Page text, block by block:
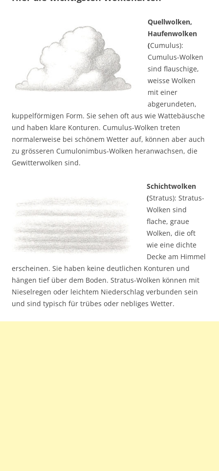
Quellwolken,
Haufenwolken
(Cumulus):
Cumulus-Wolken
sind flauschige,
weisse Wolken
mit einer
abgerundeten,
kuppelförmigen Form. Sie sehen oft aus wie Wattebäusche
und haben klare Konturen. Cumulus-Wolken treten
normalerweise bei schönem Wetter auf, können aber auch
zu grösseren Cumulonimbus-Wolken heranwachsen, die
Gewitterwolken sind.
Schichtwolken
(Stratus): Stratus-
Wolken sind
flache, graue
Wolken, die oft
wie eine dichte
Decke am Himmel
erscheinen. Sie haben keine deutlichen Konturen und
hängen tief über dem Boden. Stratus-Wolken können mit
Nieselregen oder leichtem Niederschlag verbunden sein
und sind typisch für trübes oder nebliges Wetter.